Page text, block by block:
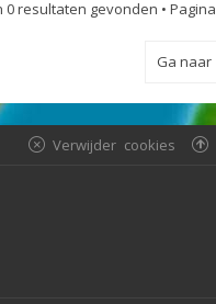
0 resultaten gevonden • Pagina
Ga naar
Verwijder cookies